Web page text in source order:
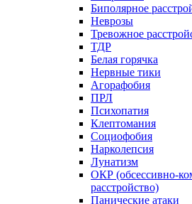
Биполярное
Неврозы
Тревожное
ТДР
Белая горячка
Нервные тики
Агорафобия
ПРЛ
Психопатия
Клептомания
Социофобия
Нарколепсия
Лунатизм
ОКР (обсессивно-
расстройство)
Панические атаки